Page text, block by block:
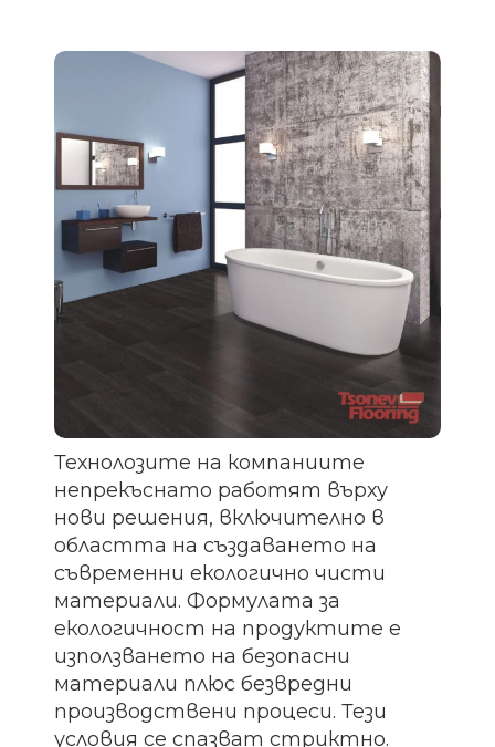
Технолозите на компаниите
непрекъснато работят върху
нови решения, включително в
областта на създаването на
съвременни екологично чисти
материали. Формулата за
екологичност на продуктите е
използването на безопасни
материали плюс безвредни
производствени процеси. Тези
условия се спазват стриктно.